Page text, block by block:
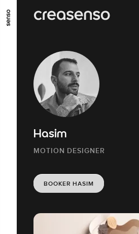
ALLER AU CONTENU PRINCIPAL
ALLER EN BAS DE PAGE
Hasim
MOTION DESIGNER
BOOKER HASIM